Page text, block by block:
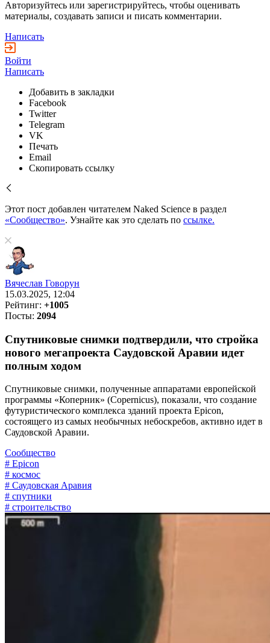
Авторизуйтесь или зарегистрируйтесь, чтобы оценивать
материалы, создавать записи и писать комментарии.
Написать
Войти
Написать
Добавить в закладки
Facebook
Twitter
Telegram
VK
Печать
Email
Скопировать ссылку
Этот пост добавлен читателем Naked Science в раздел
«Сообщество». Узнайте как это сделать по ссылке.
Вячеслав Говорун
15.03.2025, 12:04
Рейтинг: +1005
Посты: 2094
Спутниковые снимки подтвердили, что стройка
нового мегапроекта Саудовской Аравии идет
полным ходом
Спутниковые снимки, полученные аппаратами европейской
программы «Коперник» (Copernicus), показали, что создание
футуристического комплекса зданий проекта Epicon,
состоящего из самых необычных небоскребов, активно идет в
Саудовской Аравии.
Сообщество
# Epicon
# космос
# Саудовская Аравия
# спутники
# строительство